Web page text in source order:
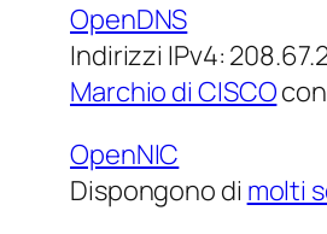
OpenDNS
Indirizzi IPv4:
Marchio di CISCO
OpenNIC
Dispongono di molti